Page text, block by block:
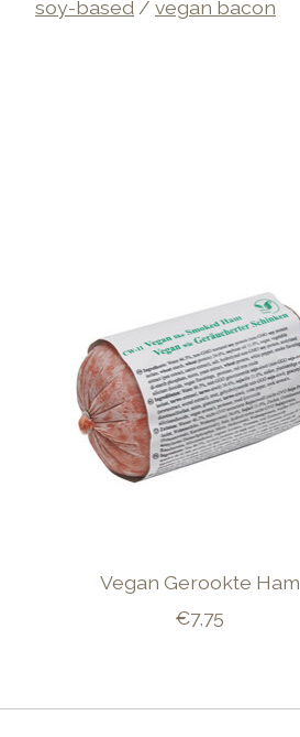
soy-based/ vegan bacon
Vegan Gerookte Ham
€7,75